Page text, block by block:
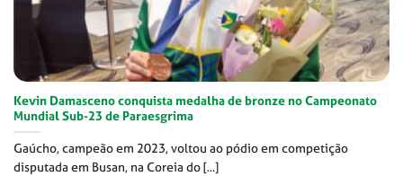
Kevin Damasceno conquista medalha de bronze no Campeonato
Mundial Sub-23 de Paraesgrima
Gaúcho, campeão em 2023, voltou ao pódio em competição
disputada em Busan, na Coreia do [...]